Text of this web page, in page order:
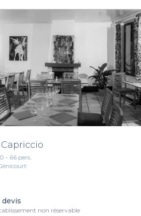
Capriccio
- 66 pers.
devis
non réservable